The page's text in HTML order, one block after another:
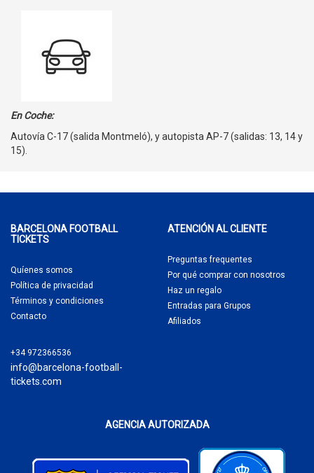
En Coche:
Autovía C-17 (salida Montmeló), y autopista AP-7 (salidas: 13, 14 y
15).
BARCELONA FOOTBALL
TICKETS
Quíenes somos
Política de privacidad
Términos y condiciones
Contacto
+34 972366536
info@barcelona-football-
tickets.com
ATENCIÓN AL CLIENTE
Preguntas frequentes
Por qué comprar con nosotros
Haz un regalo
Entradas para Grupos
Afiliados
AGENCIA AUTORIZADA